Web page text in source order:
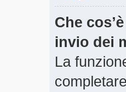
Che
invio dei
La